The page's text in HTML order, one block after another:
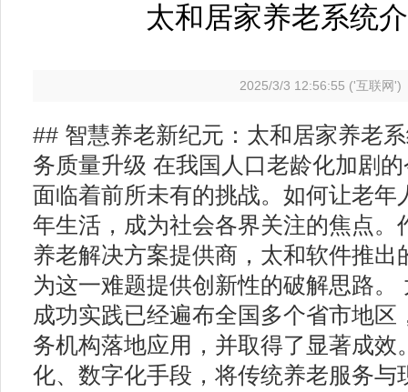
太和居家养老系统
2025/3/3 12:56:55 ('互联网')
## 智慧养老新纪元：太和居家养老
务质量升级 在我国人口老龄化加剧
面临着前所未有的挑战。如何让老年
年生活，成为社会各界关注的焦点。
养老解决方案提供商，太和软件推出
为这一难题提供创新性的破解思路。
成功实践已经遍布全国多个省市地区
务机构落地应用，并取得了显著成效
化、数字化手段，将传统养老服务与